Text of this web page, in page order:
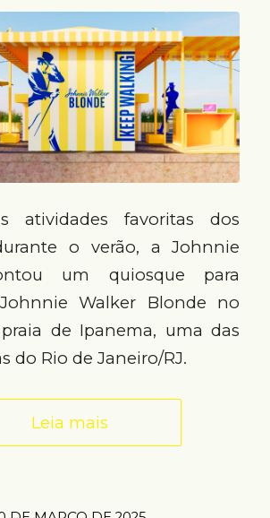
atividades favoritas dos
o verão, a Johnnie
um quiosque para
Walker Blonde no
de Ipanema, uma das
do Rio de Janeiro/RJ.
Leia mais